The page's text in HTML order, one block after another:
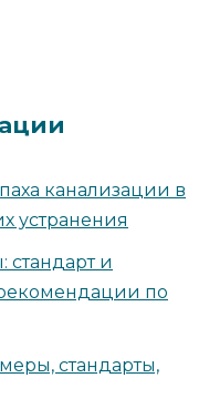
канализации в
устранения
стандарт и
по
стандарты,